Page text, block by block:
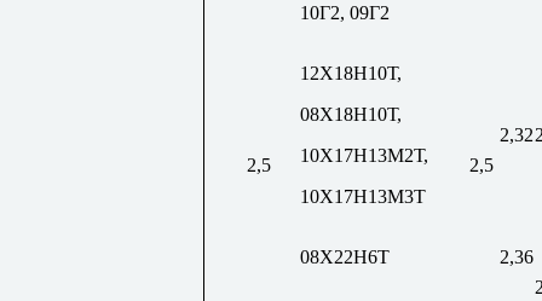
2,5 2,5
10Г2, 09Г2
12Х18Н10Т,
08Х18Н10Т,
10Х17Н13М2Т,
10Х17Н13М3Т
2,32
08Х22Н6Т
2,36